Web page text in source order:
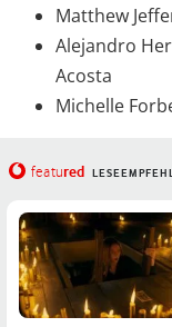
Matthew
Alejandro
Acosta
Michelle
featured